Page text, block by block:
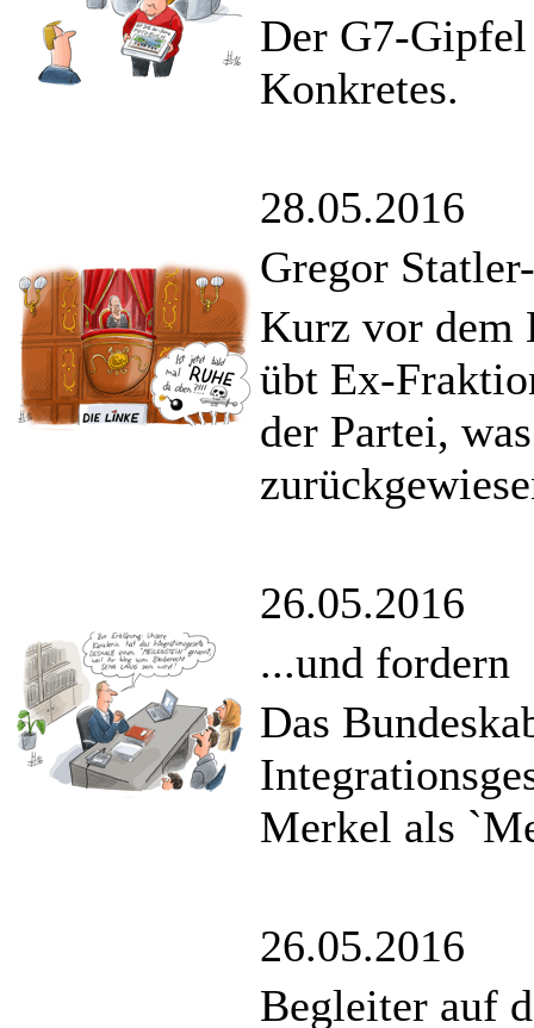
Der G7-
Konkretes.
28.05.2016
Gregor
Kurz vor dem
übt Ex-
der Partei,
26.05.2016
...und fordern
Das
Merkel als
26.05.2016
Begleiter auf